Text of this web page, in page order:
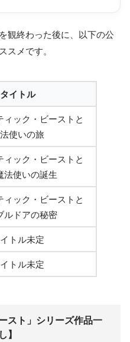
観終わった後に、以下の公
スメです。
タイトル
ィック・ビーストと
使いの旅
ィック・ビーストと
法使いの誕生
ィック・ビーストと
ルドアの秘密
トル未定
トル未定
スト」シリーズ作品一
】